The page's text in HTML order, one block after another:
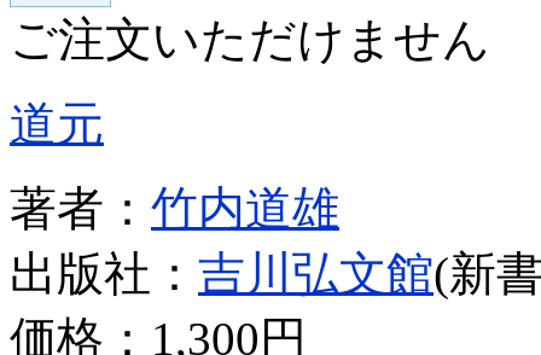
ご注文いただけません
道元
著者： 竹内道雄
出版社： 吉川弘文館(新
価格： 1,300円